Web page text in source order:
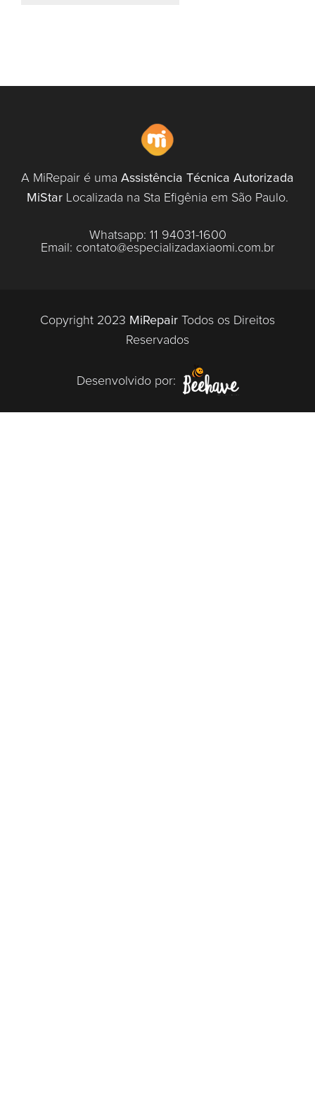
A MiRepair é uma Assistência Técnica Autorizada
MiStar Localizada na Sta Efigênia em São Paulo.
Whatsapp: 11 94031-1600
Email: contato@especializadaxiaomi.com.br
Copyright 2023 MiRepair Todos os Direitos
Reservados
Desenvolvido por: